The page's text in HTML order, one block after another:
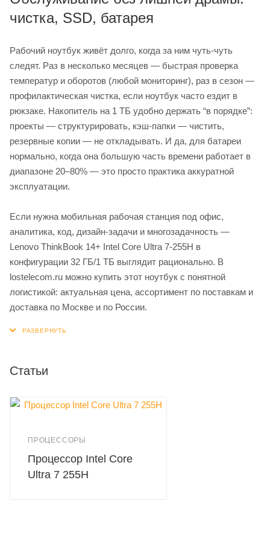
чистка, SSD, батарея
Рабочий ноутбук живёт долго, когда за ним чуть-чуть
следят. Раз в несколько месяцев — быстрая проверка
температур и оборотов (любой мониторинг), раз в сезон —
профилактическая чистка, если ноутбук часто ездит в
рюкзаке. Накопитель на 1 ТБ удобно держать “в порядке”:
проекты — структурировать, кэш-папки — чистить,
резервные копии — не откладывать. И да, для батареи
нормально, когда она большую часть времени работает в
диапазоне 20–80% — это просто практика аккуратной
эксплуатации.
Если нужна мобильная рабочая станция под офис,
аналитика, код, дизайн-задачи и многозадачность —
Lenovo ThinkBook 14+ Intel Core Ultra 7-255H в
конфигурации 32 ГБ/1 ТБ выглядит рационально. В
lostelecom.ru можно купить этот ноутбук с понятной
логистикой: актуальная цена, ассортимент по поставкам и
доставка по Москве и по России.
Статьи
ПРОЦЕССОРЫ
Процессор Intel Core
Ultra 7 255H